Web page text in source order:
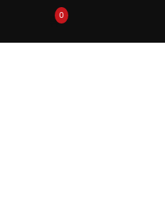
🛒0